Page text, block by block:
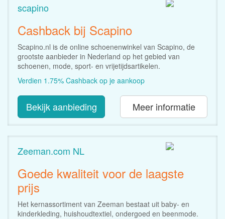
scapino
Cashback bij Scapino
Scapino.nl is de online schoenenwinkel van Scapino, de
grootste aanbieder in Nederland op het gebied van
schoenen, mode, sport- en vrijetijdsartikelen.
Verdien 1.75% Cashback op je aankoop
Bekijk aanbieding Meer informatie
Zeeman.com NL
Goede kwaliteit voor de laagste
prijs
Het kernassortiment van Zeeman bestaat uit baby- en
kinderkleding, huishoudtextiel, ondergoed en beenmode.